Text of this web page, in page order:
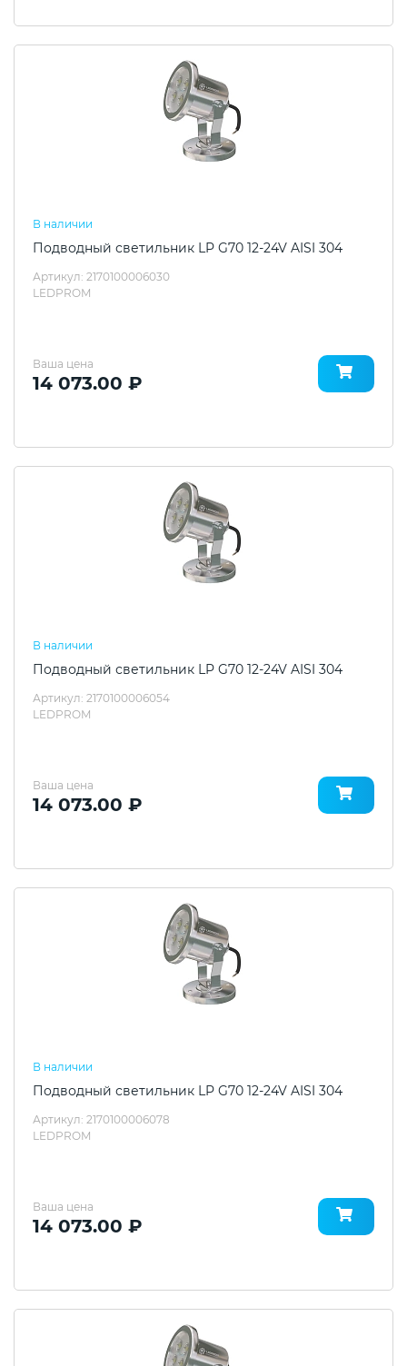
В наличии
Подводный светильник LP G70 12-24V AISI 304
Артикул: 2170100006030
LEDPROM
Ваша цена
14 073.00 ₽
В наличии
Подводный светильник LP G70 12-24V AISI 304
Артикул: 2170100006054
LEDPROM
Ваша цена
14 073.00 ₽
В наличии
Подводный светильник LP G70 12-24V AISI 304
Артикул: 2170100006078
LEDPROM
Ваша цена
14 073.00 ₽